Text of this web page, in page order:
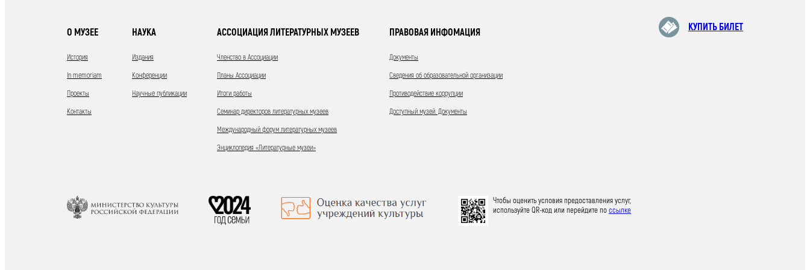
О МУЗЕЕ
История
In memoriam
Проекты
Контакты
НАУКА
Издания
Конференции
Научные публикации
АССОЦИАЦИЯ ЛИТЕРАТУРНЫХ МУЗЕЕВ
Членство в Ассоциации
Планы Ассоциации
Итоги работы
Семинар директоров литературных музеев
Международный форум литературных музеев
Энциклопедия «Литературные музеи»
ПРАВОВАЯ ИНФОМАЦИЯ
Документы
Сведения об образовательной организации
Противодействие коррупции
Доступный музей. Документы
КУПИТЬ БИЛЕТ
Чтобы оценить условия предоставления услуг,
используйте QR-код или перейдите поссылке